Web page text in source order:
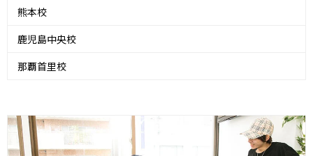
熊本校
鹿児島中央校
那覇首里校